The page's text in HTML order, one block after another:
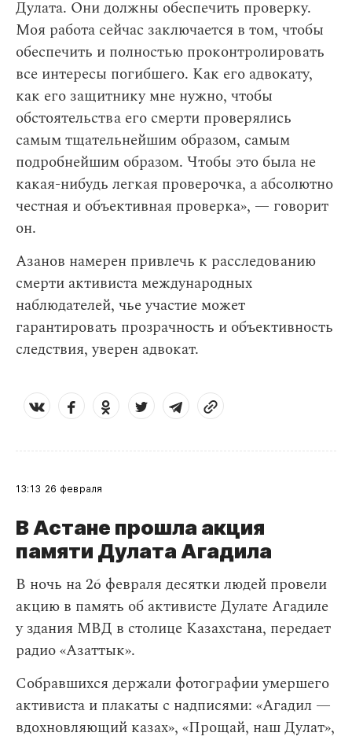
Дулата. Они должны обеспечить проверку.
Моя работа сейчас заключается в том, чтобы
обеспечить и полностью проконтролировать
все интересы погибшего. Как его адвокату,
как его защитнику мне нужно, чтобы
обстоятельства его смерти проверялись
самым тщательнейшим образом, самым
подробнейшим образом. Чтобы это была не
какая-нибудь легкая проверочка, а абсолютно
честная и объективная проверка», — говорит
он.
Азанов намерен привлечь к расследованию
смерти активиста международных
наблюдателей, чье участие может
гарантировать прозрачность и объективность
следствия, уверен адвокат.
13:13 26 февраля
В Астане прошла акция
памяти Дулата Агадила
​В ночь на 26 февраля десятки людей провели
акцию в память об активисте Дулате Агадиле
у здания МВД в столице Казахстана, передает
радио «Азаттык».
Собравшихся держали фотографии умершего
активиста и плакаты с надписями: «Агадил —
вдохновляющий казах», «Прощай, наш Дулат»,